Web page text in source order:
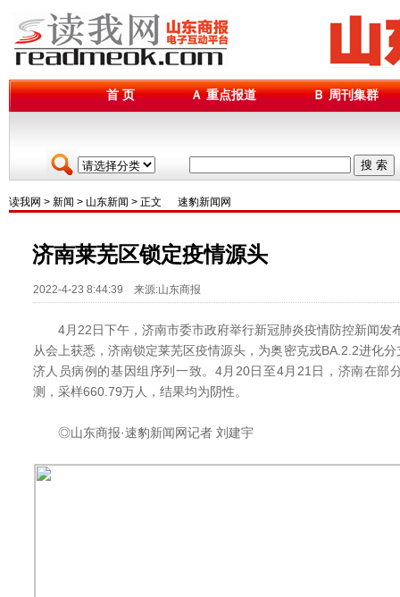
首 页 Ａ 重点报道 Ｂ 周刊集群
搜 索
读我网 > 新闻 > 山东新闻 > 正文 速豹新闻网
济南莱芜区锁定疫情源头
2022-4-23 8:44:39 来源:山东商报
4月22日下午，济南市委市政府举行新冠肺炎疫情防控新闻发
从会上获悉，济南锁定莱芜区疫情源头，为奥密克戎BA.2.2进化
济人员病例的基因组序列一致。4月20日至4月21日，济南在部
测，采样660.79万人，结果均为阴性。
◎山东商报·速豹新闻网记者 刘建宇